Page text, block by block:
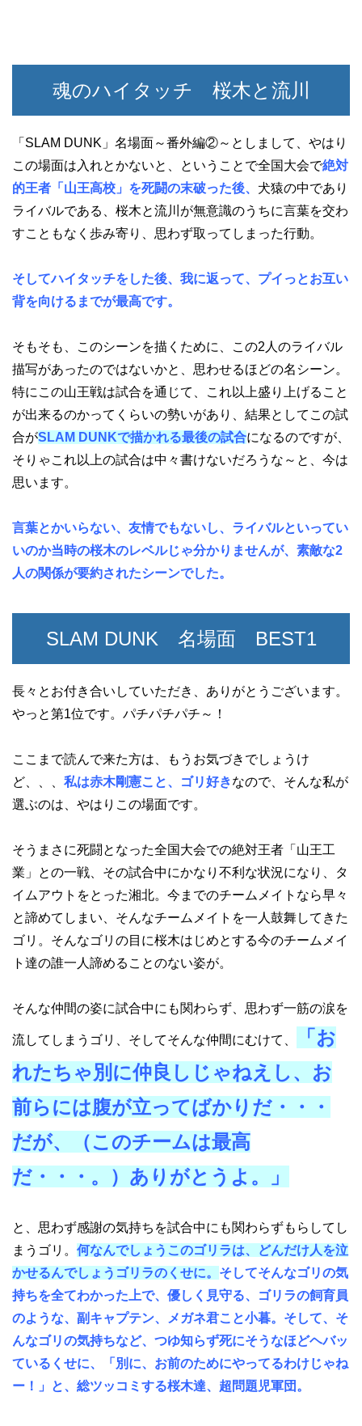
魂のハイタッチ 桜木と流川
「SLAM DUNK」名場面～番外編②～としまして、やはり
この場面は入れとかないと、ということで全国大会で絶対
的王者「山王高校」を死闘の末破った後、 犬猿の中であり
ライバルである、桜木と流川が無意識のうちに言葉を交わ
すこともなく歩み寄り、思わず取ってしまった行動。
そしてハイタッチをした後、我に返って、プイっとお互い
背を向けるまでが最高です。
そもそも、このシーンを描くために、この2人のライバル
描写があったのではないかと、思わせるほどの名シーン。
特にこの山王戦は試合を通じて、これ以上盛り上げること
が出来るのかってくらいの勢いがあり、結果としてこの試
合がSLAM DUNKで描かれる最後の試合になるのですが、
そりゃこれ以上の試合は中々書けないだろうな～と、今は
思います。
言葉とかいらない、友情でもないし、ライバルといってい
いのか当時の桜木のレベルじゃ分かりませんが、素敵な2
人の関係が要約されたシーンでした。
SLAM DUNK 名場面 BEST1
長々とお付き合いしていただき、ありがとうございます。
やっと第1位です。パチパチパチ～！
ここまで読んで来た方は、もうお気づきでしょうけ
ど、、、 私は赤木剛憲こと、ゴリ好きなので、そんな私が
選ぶのは、やはりこの場面です。
そうまさに死闘となった全国大会での絶対王者「山王工
業」との一戦、その試合中にかなり不利な状況になり、タ
イムアウトをとった湘北。今までのチームメイトなら早々
と諦めてしまい、そんなチームメイトを一人鼓舞してきた
ゴリ。そんなゴリの目に桜木はじめとする今のチームメイ
ト達の誰一人諦めることのない姿が。
そんな仲間の姿に試合中にも関わらず、思わず一筋の涙を
流してしまうゴリ、そしてそんな仲間にむけて、
「お
れたちゃ別に仲良しじゃねえし、お
前らには腹が立ってばかりだ・・・
だが、（このチームは最高
だ・・・。）ありがとうよ。」
と、思わず感謝の気持ちを試合中にも関わらずもらしてし
まうゴリ。 何なんでしょうこのゴリラは、どんだけ人を泣
かせるんでしょうゴリラのくせに。 そしてそんなゴリの気
持ちを全てわかった上で、優しく見守る、ゴリラの飼育員
のような、副キャプテン、メガネ君こと小暮。そして、そ
んなゴリの気持ちなど、つゆ知らず死にそうなほどヘバッ
ているくせに、「別に、お前のためにやってるわけじゃね
ー！」と、総ツッコミする桜木達、超問題児軍団。